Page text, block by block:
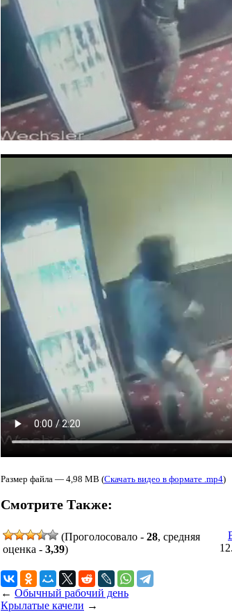
Размер файла — 4,98 MB (Скачать видео в формате .mp4)
Смотрите Также:
(Проголосовало - 28, средняя
оценка - 3,39)
← Обычный рабочий день
Крылатые качели →